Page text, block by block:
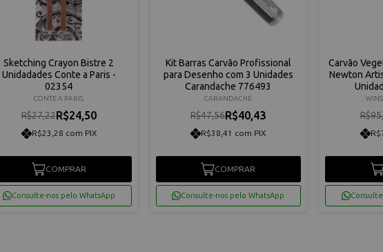
Sketching Crayon Bistre 2
Unidadades Conte a Paris -
02354
CONTE A PARIS
R$27,22R$24,50
R$23,28 com PIX
COMPRAR
Consulte-nos pelo WhatsApp
Kit Barras Carvão Profissional
para Desenho com 3 Unidades
Carandache 776493
CARANDACHE
R$47,56R$40,43
R$38,41 com PIX
COMPRAR
Consulte-nos pelo WhatsApp
Carvão
Newton